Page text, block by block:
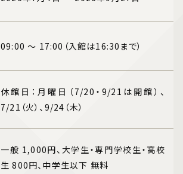
09:00 ～ 17:00（入館は16:30まで）
休館日：月曜日（7/20・9/21は開館）、
7/21（火）、9/24（木）
一般 1,000円、大学生・専門学校生・高校
生 800円、中学生以下 無料